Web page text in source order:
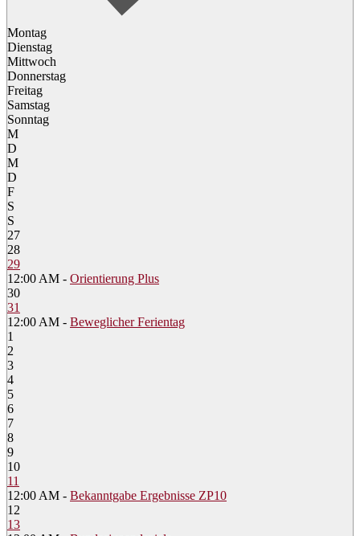
Montag
Dienstag
Mittwoch
Donnerstag
Freitag
Samstag
Sonntag
M
D
M
D
F
S
S
27
28
29
12:00 AM - Orientierung Plus
30
31
12:00 AM - Beweglicher Ferientag
1
2
3
4
5
6
7
8
9
10
11
12:00 AM - Bekanntgabe Ergebnisse ZP10
12
13